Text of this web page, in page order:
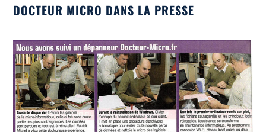
DOCTEUR MICRO DANS LA PRESSE